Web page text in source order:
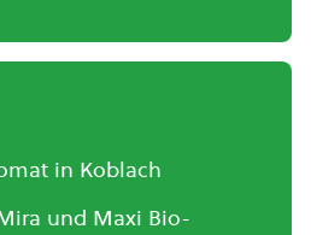
in Koblach
und Maxi Bio-